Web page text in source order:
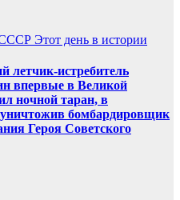
Этот день в истории
летчик-истребитель
впервые в Великой
ночной таран, в
бомбардировщик
Героя Советского